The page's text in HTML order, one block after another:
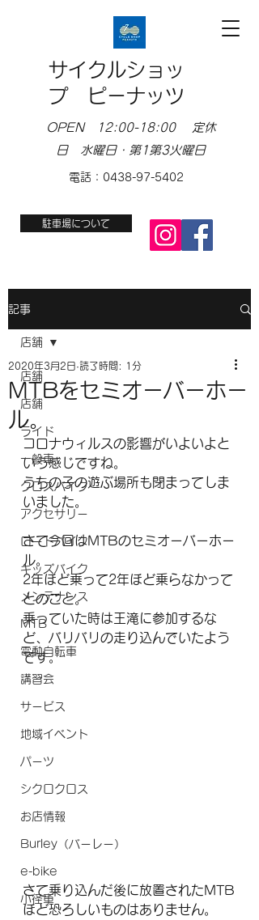
サイクルショッ
プ ピーナッツ
OPEN 12:00-18:00 定休
日 水曜日・第1第3火曜日
電話：0438-97-5402
駐車場について
記事
店舗
店舗
ライド
一般車
クロスバイク
アクセサリー
ロードバイク
キッズバイク
メンテナンス
MTB
電動自転車
講習会
サービス
地域イベント
パーツ
シクロクロス
お店情報
Burley（バーレー）
e-bike
小径車
店舗
MTBをセミオーバーホー
ル。
2020年3月2日 読了時間: 1分
コロナウィルスの影響がいよいよと
いう感じですね。
うちの子の遊ぶ場所も閉まってしま
いました。
さて今回はMTBのセミオーバーホー
ル。
2年ほど乗って2年ほど乗らなかって
とのこと。
乗っていた時は王滝に参加するな
ど、バリバリの走り込んでいたよう
です。
さて乗り込んだ後に放置されたMTB
ほど恐ろしいものはありません。